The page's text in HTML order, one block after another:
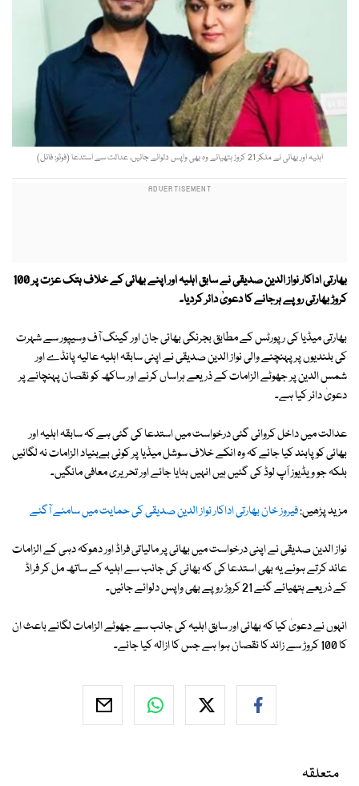
اہلیہ اور بھائی نے ملکر 21 کروڑ ہتھیائے وہ بھی واپس دلوائے جائیں، عدالت سے استدعا (فوٹو: فائل)
بھارتی اداکار نواز الدین صدیقی نے سابق اہلیہ اور اپنے بھائی کے خلاف ہتک عزت پر 100
کروڑ بھارتی روپے ہرجانے کا دعویٰ دائر کردیا۔
بھارتی میڈیا کی رپورٹس کے مطابق بجرنگی بھائی جان اور گینگ آف وسیپور سے شہرت
کی بلندیوں پر پہنچنے والی نواز الدین صدیقی نے اپنی سابقہ اہلیہ عالیہ پانڈے اور
شمس الدین پر جھوٹے الزامات کے ذریعے ہراساں کرنے اور ساکھ کو نقصان پہنچانے پر
دعویٰ دائر کیا ہے۔
عدالت میں داخل کروائی گئی درخواست میں استدعا کی گئی ہے کہ سابقہ اہلیہ اور
بھائی کو پابند کیا جائے کہ وہ انکے خلاف سوشل میڈیا پر کوئی بےبنیاد الزامات نہ لگائیں
بلکہ جو ویڈیوز اَپ لوڈ کی گئیں ہیں انہیں ہٹایا جائے اور تحریری معافی مانگیں۔
مزید پڑھیں:فیروز خان بھارتی اداکار نواز الدین صدیقی کی حمایت میں سامنے آگئے
نواز الدین صدیقی نے اپنی درخواست میں بھائی پر مالیاتی فراڈ اور دھوکہ دہی کے الزامات
عائد کرتے ہوئے یہ بھی استدعا کی کہ بھائی کی جانب سے اہلیہ کے ساتھ مل کر فراڈ
کے ذریعے ہتھیائے گئے 21 کروڑ روپے بھی واپس دلوائے جائیں۔
انہوں نے دعویٰ کیا کہ بھائی اور سابق اہلیہ کی جانب سے جھوٹے الزامات لگانے باعث ان
کا 100 کروڑ سے زائد کا نقصان ہوا ہے جس کا ازالہ کیا جائے۔
متعلقہ